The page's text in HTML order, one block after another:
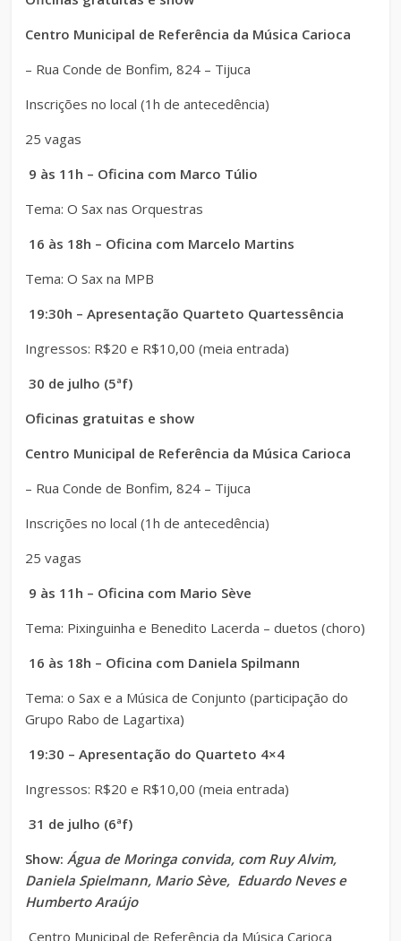
Centro Municipal de Referência da Música Carioca
– Rua Conde de Bonfim, 824 – Tijuca
Inscrições no local (1h de antecedência)
25 vagas
9 às 11h – Oficina com Marco Túlio
Tema: O Sax nas Orquestras
16 às 18h – Oficina com Marcelo Martins
Tema: O Sax na MPB
19:30h – Apresentação Quarteto Quartessência
Ingressos: R$20 e R$10,00 (meia entrada)
30 de julho (5ªf)
Oficinas gratuitas e show
Centro Municipal de Referência da Música Carioca
– Rua Conde de Bonfim, 824 – Tijuca
Inscrições no local (1h de antecedência)
25 vagas
9 às 11h – Oficina com Mario Sève
Tema: Pixinguinha e Benedito Lacerda – duetos (choro)
16 às 18h – Oficina com Daniela Spilmann
Tema: o Sax e a Música de Conjunto (participação do
Grupo Rabo de Lagartixa)
19:30 – Apresentação do Quarteto 4×4
Ingressos: R$20 e R$10,00 (meia entrada)
31 de julho (6ªf)
Show:Água de Moringa convida, com Ruy Alvim,
Daniela Spielmann, Mario Sève, Eduardo Neves e
Humberto Araújo
Centro Municipal de Referência da Música Carioca